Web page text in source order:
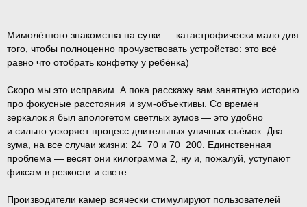
Мимолётного знакомства на сутки — катастрофически мало для
того, чтобы полноценно прочувствовать устройство: это всё
равно что отобрать конфетку у ребёнка)
Скоро мы это исправим. А пока расскажу вам занятную историю
про фокусные расстояния и зум-объективы. Со времён
зеркалок я был апологетом светлых зумов — это удобно
и сильно ускоряет процесс длительных уличных съёмок. Два
зума, на все случаи жизни: 24−70 и 70−200. Единственная
проблема — весят они килограмма 2, ну и, пожалуй, уступают
фиксам в резкости и свете.
Производители камер всячески стимулируют пользователей